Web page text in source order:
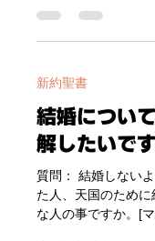
通る姿をイメージし
というのは難しい
いのは財産の｢全額
るのか｣ というもの
うことを聞かれたの
る青年に対して、あ
れほど貴重なのか見
青年は、イエスと
重かったのでしょ
は、イエスに出会い
新約聖書
結婚につい
解したいです
質問： 結婚しない
た人、天国のため
な人の事ですか。[